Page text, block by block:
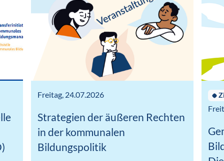
Strategien der äußeren Rechten
in der kommunalen
Bildungspolitik
Freitag, 24.07.2026